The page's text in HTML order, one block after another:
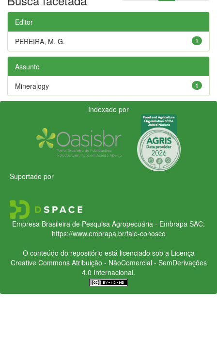
Editor
1
PEREIRA, M. G.
Assunto
1
Mineralogy
Indexado por
Suportado por
Empresa Brasileira de Pesquisa Agropecuária - Embrapa SAC:
https://www.embrapa.br/fale-conosco
O conteúdo do repositório está licenciado sob a Licença
Creative CommonsAtribuição - NãoComercial - SemDerivações
4.0 Internacional.